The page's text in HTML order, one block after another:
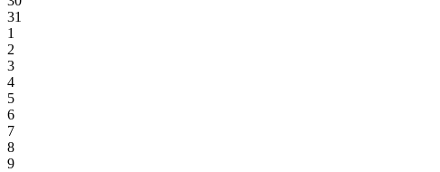
31
1
2
3
4
5
6
7
8
9